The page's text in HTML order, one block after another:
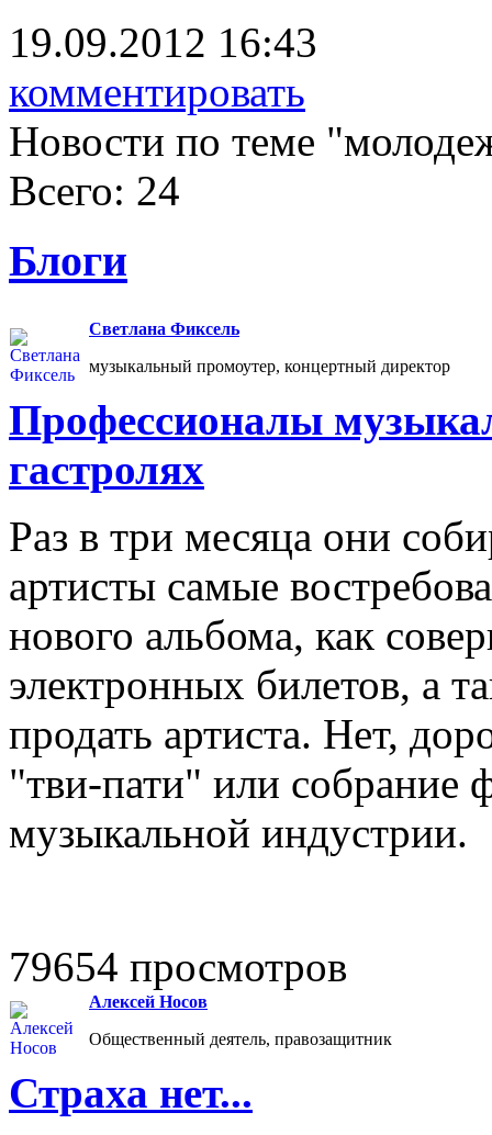
19.09.2012 16:43
комментировать
Новости по теме
Всего: 24
Блоги
Светлана Фиксель
музыкальный промоутер, концертный директор
Профессионалы
гастролях
Раз в три месяца они
артисты самые
нового альбома, как
электронных билетов, а
продать артиста. Нет,
"тви-пати" или собрание
музыкальной индустрии.
79654 просмотров
Алексей Носов
Общественный деятель, правозащитник
Страха нет...